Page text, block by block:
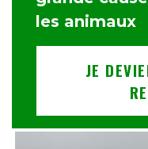
les animaux
JE